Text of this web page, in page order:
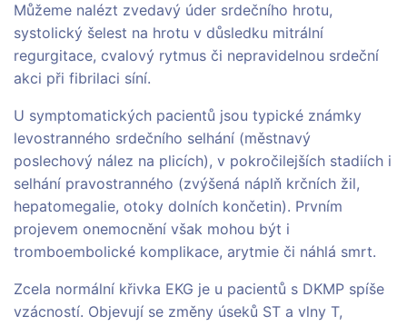
Můžeme nalézt zvedavý úder srdečního hrotu,
systolický šelest na hrotu v důsledku mitrální
regurgitace, cvalový rytmus či nepravidelnou srdeční
akci při fibrilaci síní.
U symptomatických pacientů jsou typické známky
levostranného srdečního selhání (městnavý
poslechový nález na plicích), v pokročilejších stadiích i
selhání pravostranného (zvýšená náplň krčních žil,
hepatomegalie, otoky dolních končetin). Prvním
projevem onemocnění však mohou být i
tromboembolické komplikace, arytmie či náhlá smrt.
Zcela normální křivka EKG je u pacientů s DKMP spíše
vzácností. Objevují se změny úseků ST a vlny T,